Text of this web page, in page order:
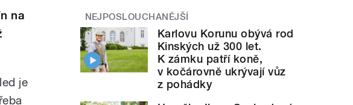
na
je
NEJPOSLOUCHANĚJŠÍ
Karlovu Korunu obývá rod
Kinských už 300 let.
K zámku patří koně,
v kočárovně ukrývají vůz
z pohádky